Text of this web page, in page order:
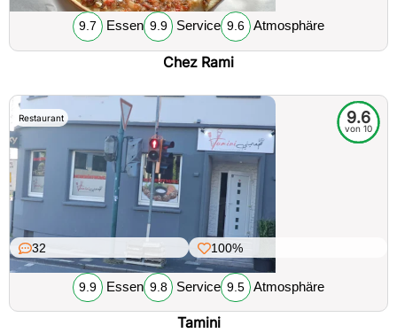
9.7 Essen 9.9 Service 9.6 Atmosphäre
Chez Rami
Restaurant 9.6
von 10
32 100%
9.9 Essen 9.8 Service 9.5 Atmosphäre
Tamini